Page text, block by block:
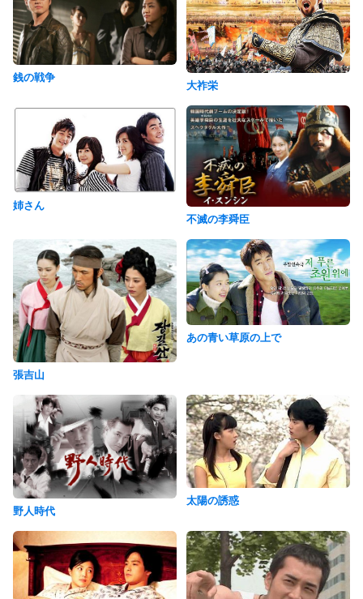
銭の戦争
大祚栄
姉さん
不滅の李舜臣
張吉山
あの青い草原の上で
野人時代
太陽の誘惑